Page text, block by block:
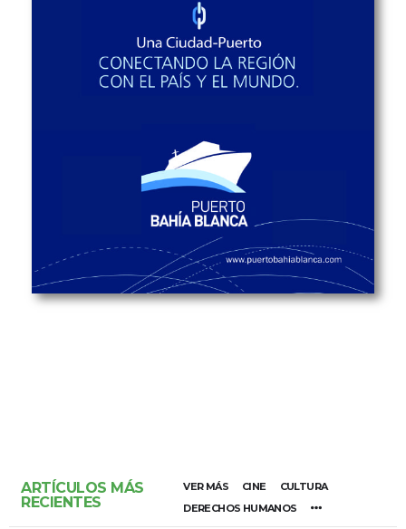
ARTÍCULOS MÁS
RECIENTES
VER MÁS CINE
CULTURA
DERECHOS HUMANOS